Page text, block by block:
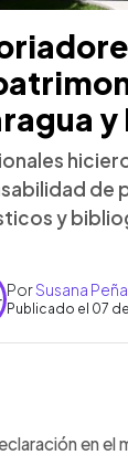
y
de
y
PorSusana
Publicado el 07
► Escuchar
en